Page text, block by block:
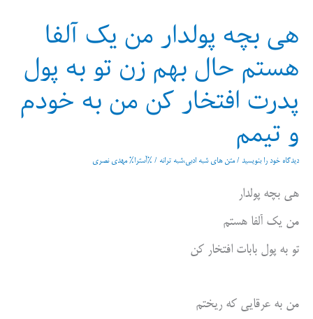
هی بچه پولدار من یک آلفا
هستم حال بهم زن تو به پول
پدرت افتخار کن من به خودم
و تیمم
دیدگاه‌ خود را بنویسید /متن های شبه ادبی،شبه ترانه / %آسترا% مهدی نصری
هی بچه پولدار
من یک آلفا هستم
تو به پول بابات افتخار کن
من به عرقایی که ریختم